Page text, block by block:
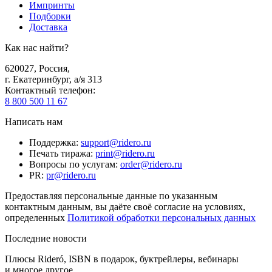
Импринты
Подборки
Доставка
Как нас найти?
620027, Россия,
г. Екатеринбург, а/я 313
Контактный телефон:
8 800 500 11 67
Написать нам
Поддержка: support@ridero.ru
Печать тиража: print@ridero.ru
Вопросы по услугам: order@ridero.ru
PR: pr@ridero.ru
Предоставляя персональные данные по указанным
контактным данным, вы даёте своё согласие на условиях,
определенных Политикой обработки персональных данных
Последние новости
Плюсы Rideró, ISBN в подарок, буктрейлеры, вебинары
и многое другое